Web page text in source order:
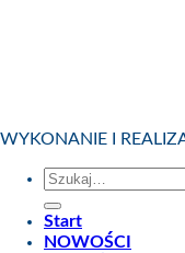
WYKONANIE I
Szukaj:
Start
NOWOŚCI